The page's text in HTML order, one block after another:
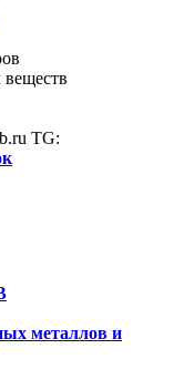
веществ
TG:
металлов и